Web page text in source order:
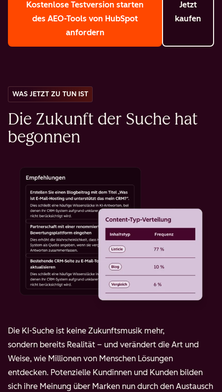
Kostenlose Testversion starten
des AEO-Tools von HubSpot
anfordern
Jetzt
kaufen
WAS JETZT ZU TUN IST
Die Zukunft der Suche hat
begonnen
Die KI-Suche ist keine Zukunftsmusik mehr,
sondern bereits Realität – und verändert die Art und
Weise, wie Millionen von Menschen Lösungen
entdecken. Potenzielle Kundinnen und Kunden bilden
sich ihre Meinung über Marken nun durch den Austausch